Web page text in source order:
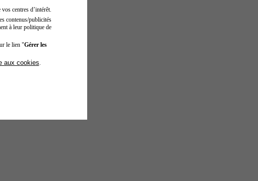
centres d’intérêt.
contenus/publicités
à leur politique de
le lien "Gérer les
aux cookies